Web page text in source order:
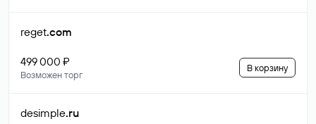
reget.com
499 000 ₽
Возможен торг
В корзину
desimple.ru